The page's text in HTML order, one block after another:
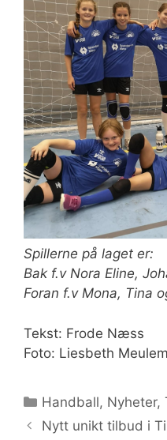
Spillerne på laget er:
Bak f.v Nora Eline,
Foran f.v Mona, Tina
Tekst: Frode Næss
Foto: Liesbeth
Kategorier
Handball, Nyheter,
Nytt unikt tilbud i